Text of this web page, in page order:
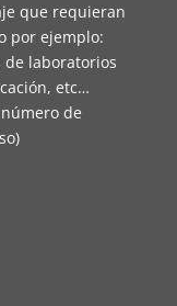
que requieran
por ejemplo:
de laboratorios
etc…
de